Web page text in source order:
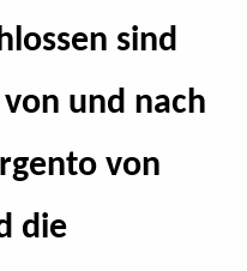
sind
und nach
von
die